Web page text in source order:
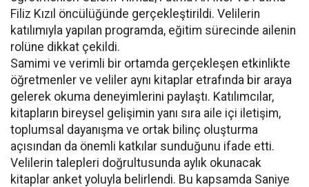
Filiz Kızıl öncülüğünde gerçekleştirildi. Velilerin
katılımıyla yapılan programda, eğitim sürecinde ailenin
rolüne dikkat çekildi.
Samimi ve verimli bir ortamda gerçekleşen etkinlikte
öğretmenler ve veliler aynı kitaplar etrafında bir araya
gelerek okuma deneyimlerini paylaştı. Katılımcılar,
kitapların bireysel gelişimin yanı sıra aile içi iletişim,
toplumsal dayanışma ve ortak bilinç oluşturma
açısından da önemli katkılar sunduğunu ifade etti.
Velilerin talepleri doğrultusunda aylık okunacak
kitaplar anket yoluyla belirlendi. Bu kapsamda Saniye